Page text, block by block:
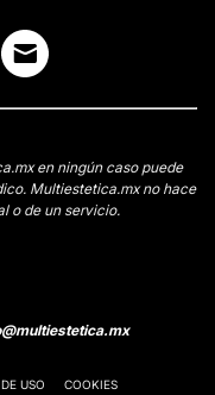
en ningún caso puede
Multiestetica.mx no hace
o de un servicio.
USO COOKIES